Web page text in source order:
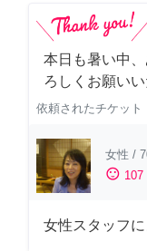
本日も暑い中
ろしくお願いい
依頼されたチケット
女性 /
sentiment_satisfied 107
女性スタッフ